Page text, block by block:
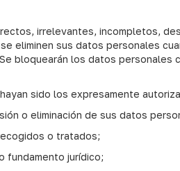
irrelevantes, incompletos,
eliminen sus datos personales
bloquearán los datos personales
sido los expresamente
o eliminación de sus datos
o tratados;
fundamento jurídico;